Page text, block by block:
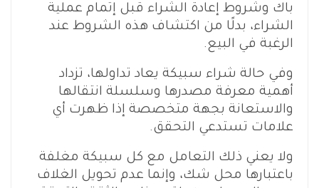
باك وشروط إعادة الشراء قبل إتمام عملية
الشراء، بدلًا من اكتشاف هذه الشروط عند
الرغبة في البيع.
وفي حالة شراء سبيكة يعاد تداولها، تزداد
أهمية معرفة مصدرها وسلسلة انتقالها
والاستعانة بجهة متخصصة إذا ظهرت أي
علامات تستدعي التحقق.
ولا يعني ذلك التعامل مع كل سبيكة مغلفة
باعتبارها محل شك، وإنما عدم تحويل الغلاف